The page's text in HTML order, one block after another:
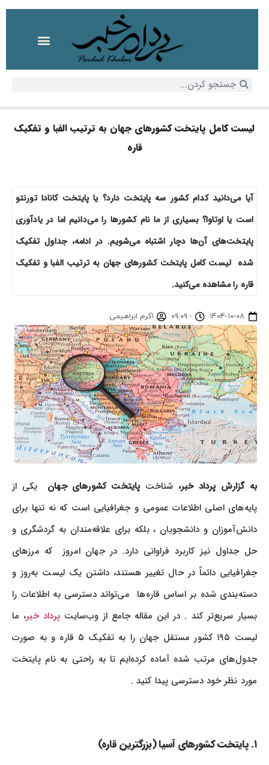
لیست کامل پایتخت کشورهای جهان به ترتیب الفبا و تفکیک
قاره
آیا می‌دانید کدام کشور سه پایتخت دارد؟ یا پایتخت کانادا تورنتو
است یا اوتاوا؟ بسیاری از ما نام کشورها را می‌دانیم اما در یادآوری
پایتخت‌های آن‌ها دچار اشتباه می‌شویم. در ادامه، جداول تفکیک
شده لیست کامل پایتخت کشورهای جهان به ترتیب الفبا و تفکیک
قاره را مشاهده می‌کنید.
۱۴۰۴-۱۰-۰۸ - ۰۹:۰۹ اکرم ابراهیمی
به گزارش پرداد خبر،شناختپایتخت کشورهای جهانیکی از
پایه‌های اصلی اطلاعات عمومی و جغرافیایی است که نه تنها برای
دانش‌آموزان و دانشجویان ، بلکه برای علاقه‌مندان به گردشگری و
حل جداول نیز کاربرد فراوانی دارد. در جهان امروز که مرزهای
جغرافیایی دائماً در حال تغییر هستند، داشتن یک لیست به‌روز و
دسته‌بندی شده بر اساس قاره‌ها می‌تواند دسترسی به اطلاعات را
بسیار سریع‌تر کند . در این مقاله جامع از وب‌سایتپرداد خبر، ما
لیست ۱۹۵ کشور مستقل جهان را به تفکیک ۵ قاره و به صورت
جدول‌های مرتب شده آماده کرده‌ایم تا به راحتی به نام پایتخت
مورد نظر خود دسترسی پیدا کنید .